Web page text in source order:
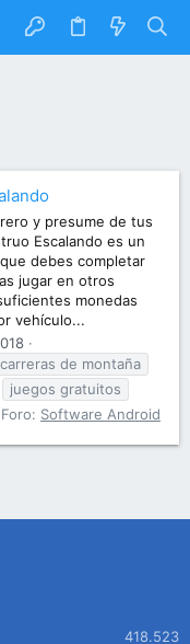
y presume de tus
Escalando es un
debes completar
jugar en otros
monedas
vehículo...
carreras de montaña
juegos gratuitos
Foro: Software Android
418.523